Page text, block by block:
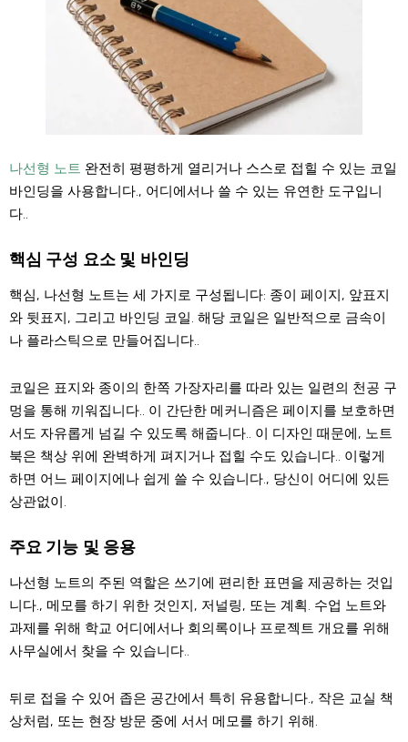
나선형 노트 완전히 평평하게 열리거나 스스로 접힐 수 있는 코일
바인딩을 사용합니다., 어디에서나 쓸 수 있는 유연한 도구입니
다..
핵심 구성 요소 및 바인딩
핵심, 나선형 노트는 세 가지로 구성됩니다: 종이 페이지, 앞표지
와 뒷표지, 그리고 바인딩 코일. 해당 코일은 일반적으로 금속이
나 플라스틱으로 만들어집니다..
코일은 표지와 종이의 한쪽 가장자리를 따라 있는 일련의 천공 구
멍을 통해 끼워집니다.. 이 간단한 메커니즘은 페이지를 보호하면
서도 자유롭게 넘길 수 있도록 해줍니다.. 이 디자인 때문에, 노트
북은 책상 위에 완벽하게 펴지거나 접힐 수도 있습니다.. 이렇게
하면 어느 페이지에나 쉽게 쓸 수 있습니다., 당신이 어디에 있든
상관없이.
주요 기능 및 응용
나선형 노트의 주된 역할은 쓰기에 편리한 표면을 제공하는 것입
니다., 메모를 하기 위한 것인지, 저널링, 또는 계획. 수업 노트와
과제를 위해 학교 어디에서나 회의록이나 프로젝트 개요를 위해
사무실에서 찾을 수 있습니다..
뒤로 접을 수 있어 좁은 공간에서 특히 유용합니다., 작은 교실 책
상처럼, 또는 현장 방문 중에 서서 메모를 하기 위해.